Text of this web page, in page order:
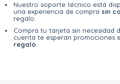
Nuestro soporte técnico está
una experiencia de compra sin
regalo.
Compra tu tarjeta sin necesidad
cuenta te esperan promociones
regalo